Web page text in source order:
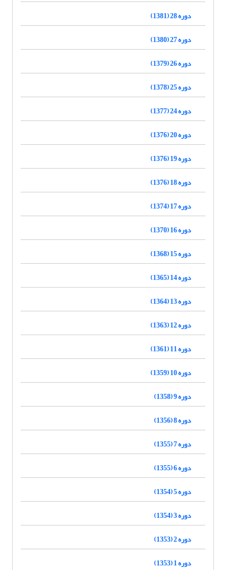
دوره 28 (1381)
دوره 27 (1380)
دوره 26 (1379)
دوره 25 (1378)
دوره 24 (1377)
دوره 20 (1376)
دوره 19 (1376)
دوره 18 (1376)
دوره 17 (1374)
دوره 16 (1370)
دوره 15 (1368)
دوره 14 (1365)
دوره 13 (1364)
دوره 12 (1363)
دوره 11 (1361)
دوره 10 (1359)
دوره 9 (1358)
دوره 8 (1356)
دوره 7 (1355)
دوره 6 (1355)
دوره 5 (1354)
دوره 3 (1354)
دوره 2 (1353)
دوره 1 (1353)